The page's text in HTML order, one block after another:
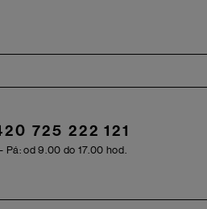
725 222 121
Pá: od 9.00 do 17.00 hod.